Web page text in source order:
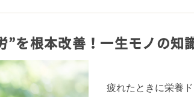
”を根本改善！一生モノの知
疲れたときに栄養